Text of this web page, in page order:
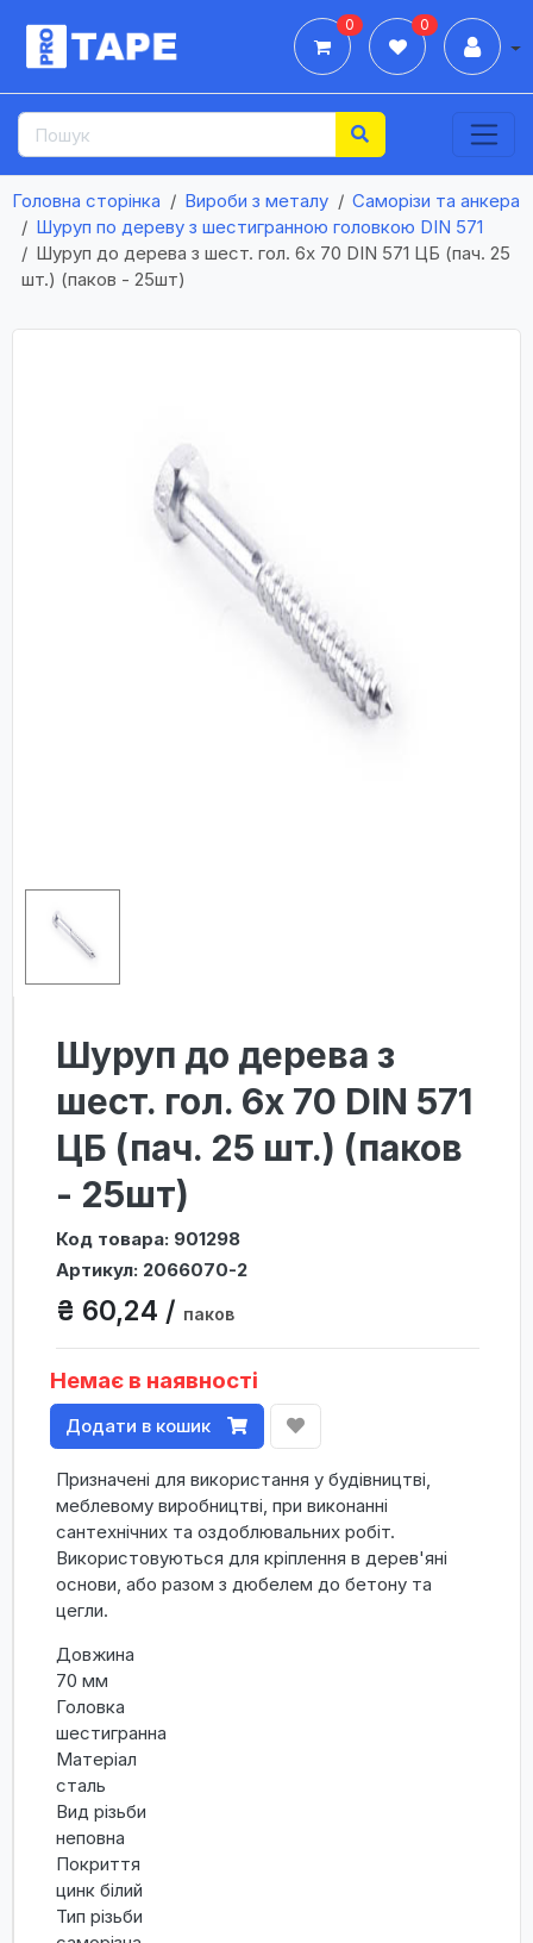
0 0
Головна сторінка Вироби з металу
Саморізи та анкера
Шуруп по дереву з шестигранною головкою DIN 571
Шуруп до дерева з шест. гол. 6х 70 DIN 571 ЦБ (пач. 25
шт.) (паков - 25шт)
Шуруп до дерева з
шест. гол. 6х 70 DIN 571
ЦБ (пач. 25 шт.) (паков
- 25шт)
Код товара: 901298
Артикул: 2066070-2
₴ 60,24 / паков
Немає в наявності
Додати в кошик
Призначені для використання у будівництві,
меблевому виробництві, при виконанні
сантехнічних та оздоблювальних робіт.
Використовуються для кріплення в дерев'яні
основи, або разом з дюбелем до бетону та
цегли.
Довжина
70 мм
Головка
шестигранна
Матеріал
сталь
Вид різьби
неповна
Покриття
цинк білий
Тип різьби